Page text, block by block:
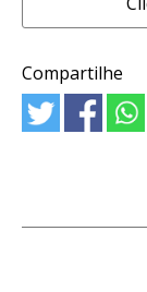
Compartilhe